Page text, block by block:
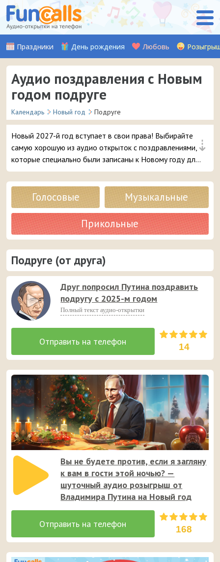
Праздники День рождения Любовь
Аудио поздравления с Новым
годом подруге
Календарь Новый год Подруге
⇣
Новый 2027-й год вступает в свои права! Выбирайте
самую хорошую из аудио открыток с поздравлениями,
которые специально были записаны к Новому году для
вашей подруги, и отправляйте её прямо с сайта на
мобильный телефон.
Голосовые
Музыкальные
Прикольные
Подруге (от друга)
Друг попросил Путина поздравить
подругу с 2025-м годом
Полный текст аудио-открытки
14
Вы не будете против, если я загляну
к вам в гости этой ночью? —
шуточный аудио розыгрыш от
Владимира Путина на Новый год
168